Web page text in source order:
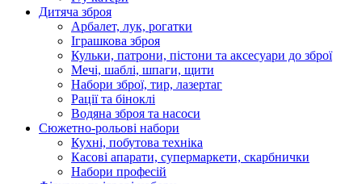
Дитяча зброя
Арбалет, лук, рогатки
Іграшкова зброя
Кульки, патрони, пістони та аксесуари до зброї
Мечі, шаблі, шпаги, щити
Набори зброї, тир, лазертаг
Рації та біноклі
Водяна зброя та насоси
Сюжетно-рольові набори
Кухні, побутова техніка
Касові апарати, супермаркети, скарбнички
Набори професій